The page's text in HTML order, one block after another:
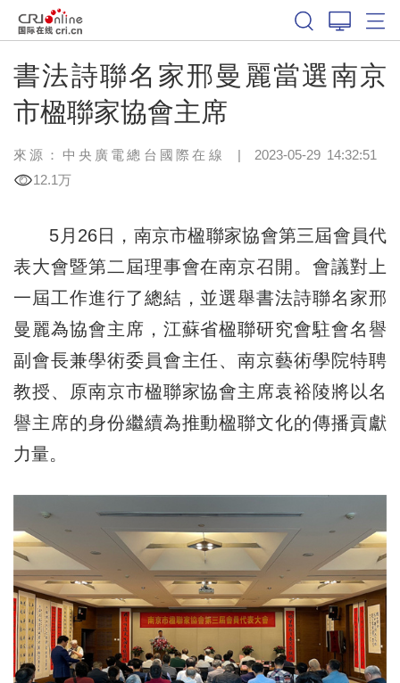
書法詩聯名家邢曼麗當選南京
市楹聯家協會主席
來源：中央廣電總台國際在線 | 2023-05-29 14:32:51
12.1万
5月26日，南京市楹聯家協會第三屆會員代
表大會暨第二屆理事會在南京召開。會議對上
一屆工作進行了總結，並選舉書法詩聯名家邢
曼麗為協會主席，江蘇省楹聯研究會駐會名譽
副會長兼學術委員會主任、南京藝術學院特聘
教授、原南京市楹聯家協會主席袁裕陵將以名
譽主席的身份繼續為推動楹聯文化的傳播貢獻
力量。